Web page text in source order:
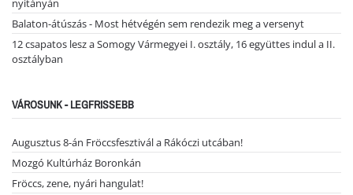
nyitányán
Balaton-átúszás - Most hétvégén sem rendezik meg a versenyt
12 csapatos lesz a Somogy Vármegyei I. osztály, 16 együttes indul a II.
osztályban
VÁROSUNK - LEGFRISSEBB
Augusztus 8-án Fröccsfesztivál a Rákóczi utcában!
Mozgó Kultúrház Boronkán
Fröccs, zene, nyári hangulat!